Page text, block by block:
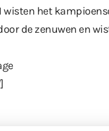
wisten het
de zenuwen en